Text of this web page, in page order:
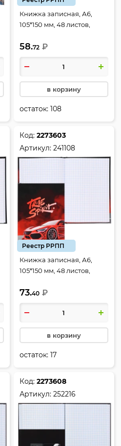
Книжка записная, А6,
105*150 мм, 48 листов,
картон 7Бц, Аниме глаза,
КОКОС, 241110
58.72 ₽
в корзину
остаток:108
Код:2273603
Артикул:241108
Реестр РРПП
Книжка записная, А6,
105*150 мм, 48 листов,
картон 7Бц, Авторазбор,
КОКОС, 241108
73.40 ₽
в корзину
остаток:17
Код:2273608
Артикул:252216